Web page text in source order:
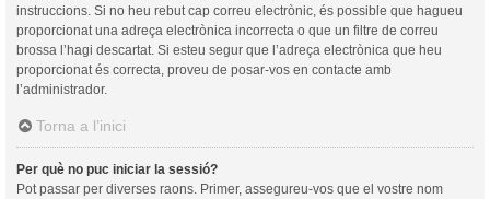
instruccions. Si no heu rebut cap correu electrònic, és possible que hagueu
proporcionat una adreça electrònica incorrecta o que un filtre de correu
brossa l’hagi descartat. Si esteu segur que l’adreça electrònica que heu
proporcionat és correcta, proveu de posar-vos en contacte amb
l’administrador.
Torna a l’inici
Per què no puc iniciar la sessió?
Pot passar per diverses raons. Primer, assegureu-vos que el vostre nom